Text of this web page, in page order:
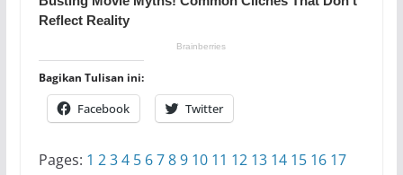
Bagikan Tulisan ini:
Facebook Twitter
Pages: 1 234 5 6789 10 11 12 13 14 15 16 17